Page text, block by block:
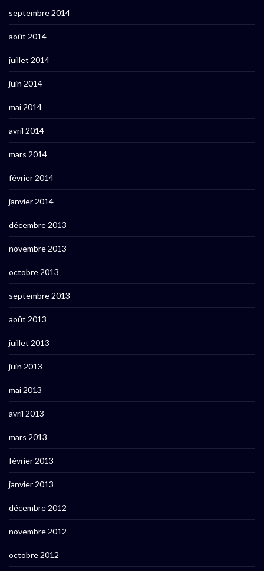
septembre 2014
août 2014
juillet 2014
juin 2014
mai 2014
avril 2014
mars 2014
février 2014
janvier 2014
décembre 2013
novembre 2013
octobre 2013
septembre 2013
août 2013
juillet 2013
juin 2013
mai 2013
avril 2013
mars 2013
février 2013
janvier 2013
décembre 2012
novembre 2012
octobre 2012